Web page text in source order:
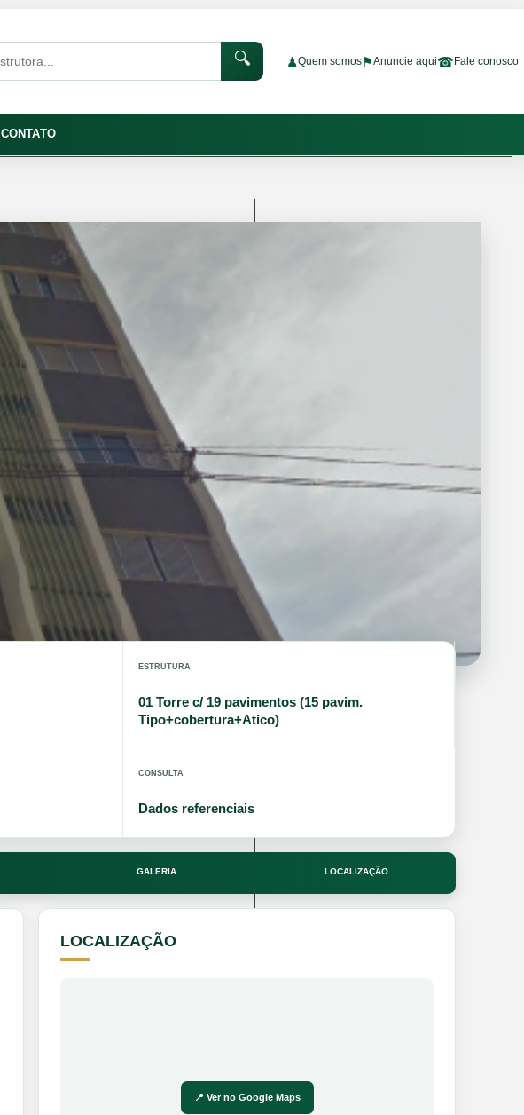
🔍 ♟Quem somos⚑Anuncie aqui☎ Fale conosco
CONTATO
ESTRUTURA
01 Torre c/ 19 pavimentos (15 pavim.
Tipo+cobertura+Atico)
CONSULTA
Dados referenciais
GALERIA LOCALIZAÇÃO
LOCALIZAÇÃO
📍 Ver no Google Maps